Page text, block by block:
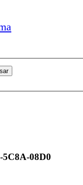
5C8A-08D0